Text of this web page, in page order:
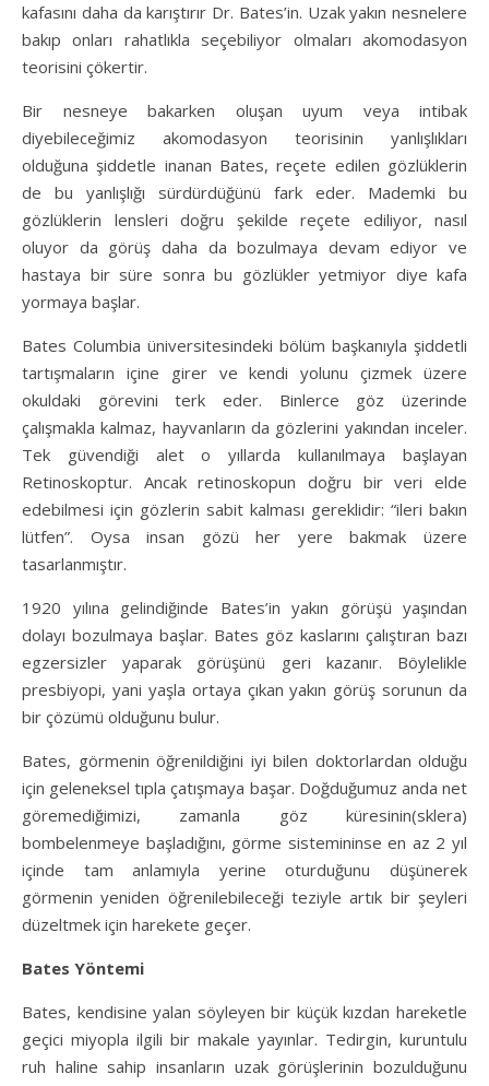
kafasını daha da karıştırır Dr. Bates’in. Uzak yakın nesnelere
bakıp onları rahatlıkla seçebiliyor olmaları akomodasyon
teorisini çökertir.
Bir nesneye bakarken oluşan uyum veya intibak
diyebileceğimiz akomodasyon teorisinin yanlışlıkları
olduğuna şiddetle inanan Bates, reçete edilen gözlüklerin
de bu yanlışlığı sürdürdüğünü fark eder. Mademki bu
gözlüklerin lensleri doğru şekilde reçete ediliyor, nasıl
oluyor da görüş daha da bozulmaya devam ediyor ve
hastaya bir süre sonra bu gözlükler yetmiyor diye kafa
yormaya başlar.
Bates Columbia üniversitesindeki bölüm başkanıyla şiddetli
tartışmaların içine girer ve kendi yolunu çizmek üzere
okuldaki görevini terk eder. Binlerce göz üzerinde
çalışmakla kalmaz, hayvanların da gözlerini yakından inceler.
Tek güvendiği alet o yıllarda kullanılmaya başlayan
Retinoskoptur. Ancak retinoskopun doğru bir veri elde
edebilmesi için gözlerin sabit kalması gereklidir: “ileri bakın
lütfen”. Oysa insan gözü her yere bakmak üzere
tasarlanmıştır.
1920 yılına gelindiğinde Bates’in yakın görüşü yaşından
dolayı bozulmaya başlar. Bates göz kaslarını çalıştıran bazı
egzersizler yaparak görüşünü geri kazanır. Böylelikle
presbiyopi, yani yaşla ortaya çıkan yakın görüş sorunun da
bir çözümü olduğunu bulur.
Bates, görmenin öğrenildiğini iyi bilen doktorlardan olduğu
için geleneksel tıpla çatışmaya başar. Doğduğumuz anda net
göremediğimizi, zamanla göz küresinin(sklera)
bombelenmeye başladığını, görme sistemininse en az 2 yıl
içinde tam anlamıyla yerine oturduğunu düşünerek
görmenin yeniden öğrenilebileceği teziyle artık bir şeyleri
düzeltmek için harekete geçer.
Bates Yöntemi
Bates, kendisine yalan söyleyen bir küçük kızdan hareketle
geçici miyopla ilgili bir makale yayınlar. Tedirgin, kuruntulu
ruh haline sahip insanların uzak görüşlerinin bozulduğunu